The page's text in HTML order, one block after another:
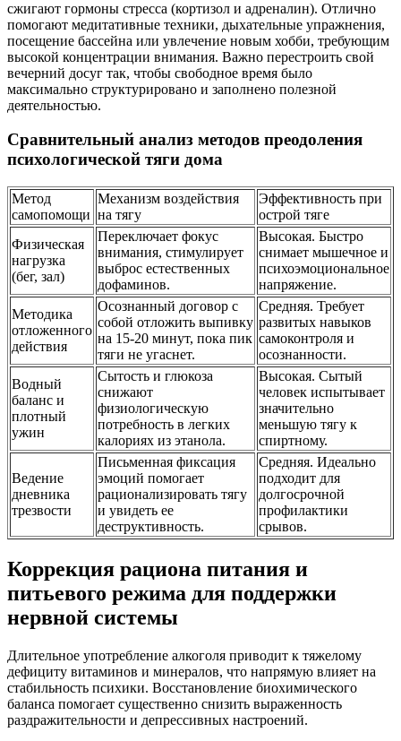
сжигают гормоны стресса (кортизол и адреналин). Отлично
помогают медитативные техники, дыхательные упражнения,
посещение бассейна или увлечение новым хобби, требующим
высокой концентрации внимания. Важно перестроить свой
вечерний досуг так, чтобы свободное время было
максимально структурировано и заполнено полезной
деятельностью.
Сравнительный анализ методов преодоления
психологической тяги дома
Метод
самопомощи
Механизм воздействия
на тягу
Эффективность при
острой тяге
Физическая
нагрузка
(бег, зал)
Переключает фокус
внимания, стимулирует
выброс естественных
дофаминов.
Высокая. Быстро
снимает мышечное и
психоэмоциональное
напряжение.
Методика
отложенного
действия
Осознанный договор с
собой отложить выпивку
на 15-20 минут, пока пик
тяги не угаснет.
Средняя. Требует
развитых навыков
самоконтроля и
осознанности.
Водный
баланс и
плотный
ужин
Сытость и глюкоза
снижают
физиологическую
потребность в легких
калориях из этанола.
Высокая. Сытый
человек испытывает
значительно
меньшую тягу к
спиртному.
Ведение
дневника
трезвости
Письменная фиксация
эмоций помогает
рационализировать тягу
и увидеть ее
деструктивность.
Средняя. Идеально
подходит для
долгосрочной
профилактики
срывов.
Коррекция рациона питания и
питьевого режима для поддержки
нервной системы
Длительное употребление алкоголя приводит к тяжелому
дефициту витаминов и минералов, что напрямую влияет на
стабильность психики. Восстановление биохимического
баланса помогает существенно снизить выраженность
раздражительности и депрессивных настроений.